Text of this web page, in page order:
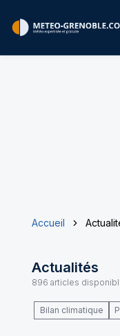
Accueil
Actualités
896 articles
Bilan climatique